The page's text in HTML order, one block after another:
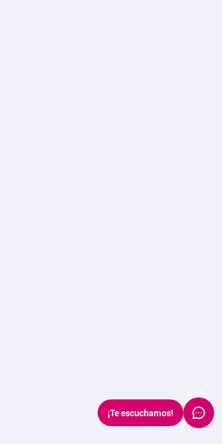
¡Te escuchamos!